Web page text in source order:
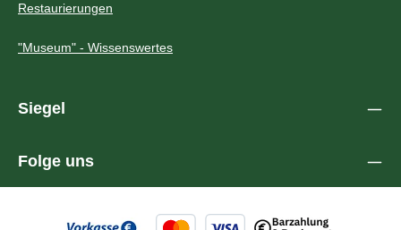
Restaurierungen
"Museum" - Wissenswertes
Siegel
Folge uns